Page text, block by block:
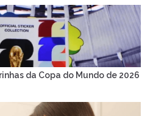
da Copa do Mundo de 2026